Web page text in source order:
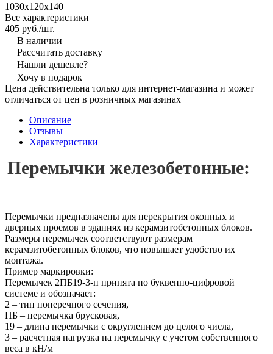
1030х120х140
Все характеристики
405 руб./шт.
В наличии
Рассчитать доставку
Нашли дешевле?
Хочу в подарок
Цена действительна только для интернет-магазина и может
отличаться от цен в розничных магазинах
Описание
Отзывы
Характеристики
Перемычки железобетонные:
Перемычки предназначены для перекрытия оконных и
дверных проемов в зданиях из керамзитобетонных блоков.
Размеры перемычек соответствуют размерам
керамзитобетонных блоков, что повышает удобство их
монтажа.
Пример маркировки:
Перемычек 2ПБ19-3-п принята по буквенно-цифровой
системе и обозначает:
2 – тип поперечного сечения,
ПБ – перемычка брусковая,
19 – длина перемычки с округлением до целого числа,
3 – расчетная нагрузка на перемычку с учетом собственного
веса в кН/м